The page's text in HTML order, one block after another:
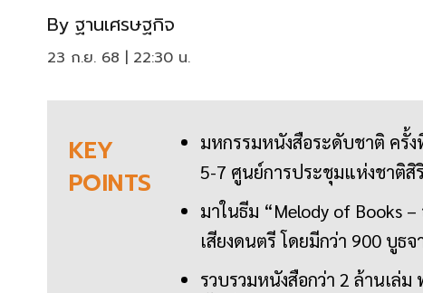
By ฐานเศรษฐกิจ
23 ก.ย. 68 | 22:30 น.
KEY
POINTS
มหกรรมหนังสือระดับชาติ ครั้
5-7 ศูนย์การประชุมแห่งชาติสิ
มาในธีม “Melody of Books
เสียงดนตรี โดยมีกว่า 900 บูธ
รวบรวมหนังสือกว่า 2 ล้านเล่